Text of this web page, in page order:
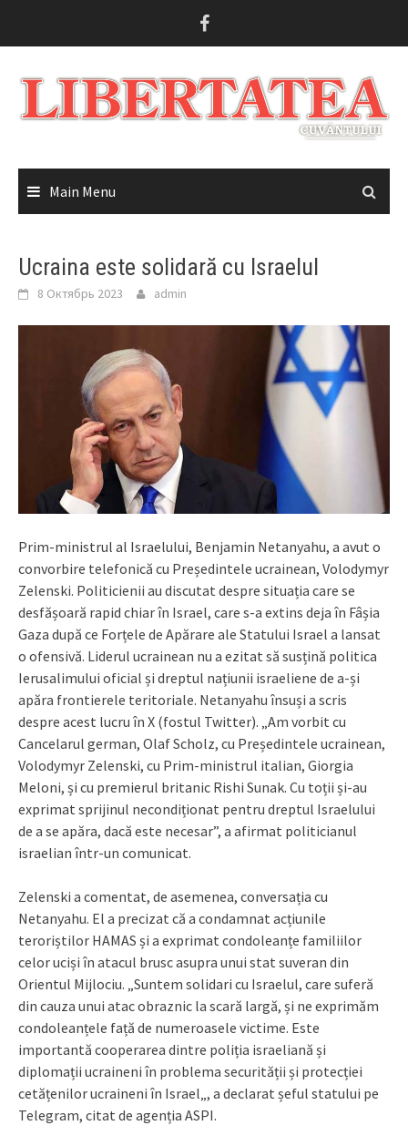
Main Menu
Ucraina este solidară cu Israelul
8 Октябрь 2023 admin
Prim-ministrul al Israelului, Benjamin Netanyahu, a avut o
convorbire telefonică cu Președintele ucrainean, Volodymyr
Zelenski. Politicienii au discutat despre situația care se
desfășoară rapid chiar în Israel, care s-a extins deja în Fâșia
Gaza după ce Forțele de Apărare ale Statului Israel a lansat
o ofensivă. Liderul ucrainean nu a ezitat să susțină politica
Ierusalimului oficial și dreptul națiunii israeliene de a-și
apăra frontierele teritoriale. Netanyahu însuși a scris
despre acest lucru în X (fostul Twitter). „Am vorbit cu
Cancelarul german, Olaf Scholz, cu Președintele ucrainean,
Volodymyr Zelenski, cu Prim-ministrul italian, Giorgia
Meloni, și cu premierul britanic Rishi Sunak. Cu toții și-au
exprimat sprijinul necondiționat pentru dreptul Israelului
de a se apăra, dacă este necesar”, a afirmat politicianul
israelian într-un comunicat.
Zelenski a comentat, de asemenea, conversația cu
Netanyahu. El a precizat că a condamnat acțiunile
teroriștilor HAMAS și a exprimat condoleanțe familiilor
celor uciși în atacul brusc asupra unui stat suveran din
Orientul Mijlociu. „Suntem solidari cu Israelul, care suferă
din cauza unui atac obraznic la scară largă, și ne exprimăm
condoleanțele față de numeroasele victime. Este
importantă cooperarea dintre poliția israeliană și
diplomații ucraineni în problema securității și protecției
cetățenilor ucraineni în Israel„, a declarat șeful statului pe
Telegram, citat de agenția ASPI.